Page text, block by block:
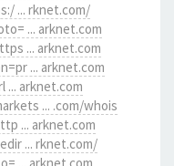
... rknet.com/
... arknet.com
... arknet.com
... arknet.com
arknet.com
... .com/whois
... arknet.com
... rknet.com/